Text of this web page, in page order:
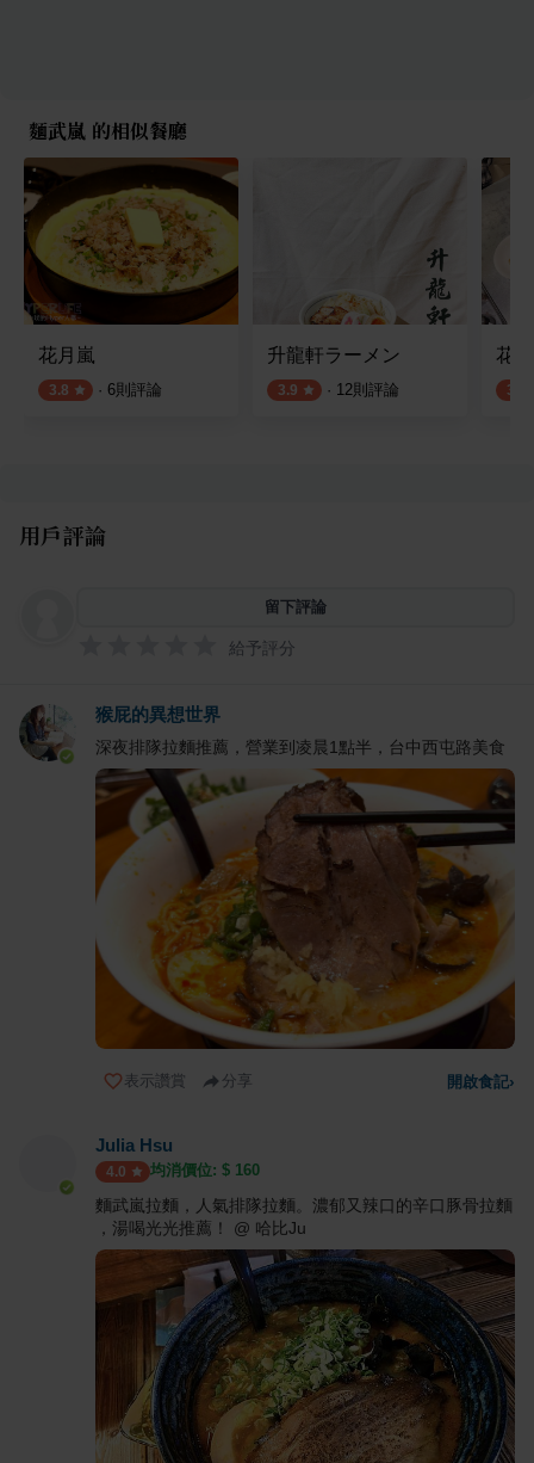
麵武嵐 的相似餐廳
花月嵐
3.8 · 6則評論
升龍軒ラーメン
3.9 · 12則評論
花
3.6
用戶評論
留下評論
給予評分
猴屁的異想世界
深夜排隊拉麵推薦，營業到凌晨1點半，台中西屯路美食
表示讚賞 分享 開啟食記›
Julia Hsu
4.0 均消價位: $ 160
麵武嵐拉麵，人氣排隊拉麵。濃郁又辣口的辛口豚骨拉麵
，湯喝光光推薦！ @ 哈比Ju